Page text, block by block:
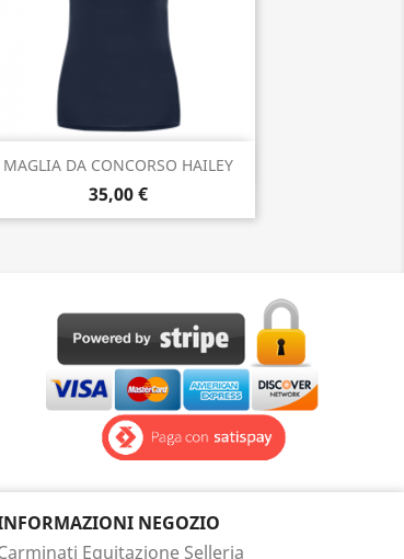
MAGLIA DA CONCORSO HAILEY
35,00 €
Anteprima
NEGOZIO
Equitazione Selleria